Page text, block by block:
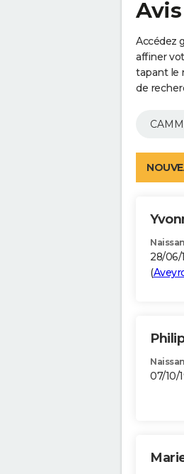
Accédez
affiner
tapant le
de
28/06/
(
07/10/